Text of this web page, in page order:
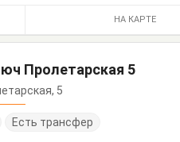
НА КАРТЕ
Пролетарская 5
5
Есть трансфер